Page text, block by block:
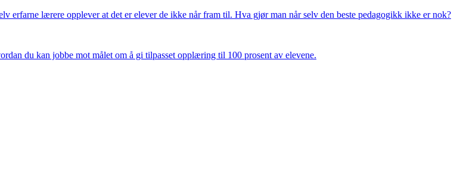
erfarne lærere opplever at det er elever de ikke når fram til. Hva gjør man når selv den beste pedagogikk ikke er nok?
du kan jobbe mot målet om å gi tilpasset opplæring til 100 prosent av elevene.